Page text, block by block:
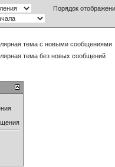
Порядок
тема с новыми сообщениями
тема без новых сообщений